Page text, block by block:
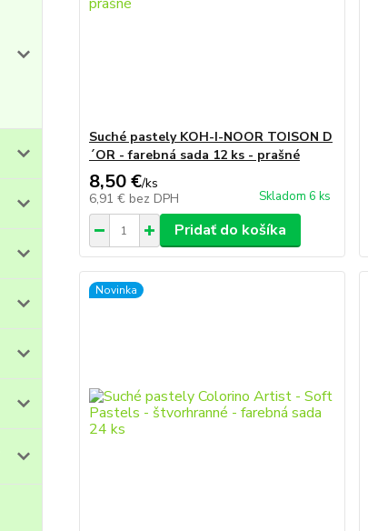
Suché pastely KOH-I-NOOR TOISON D
´OR - farebná sada 12 ks - prašné
8,50 €/ks
6,91 € bez DPH Skladom 6 ks
Pridať do košíka
Novinka